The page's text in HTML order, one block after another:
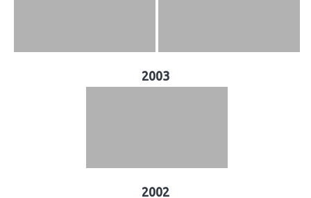
2003
2002